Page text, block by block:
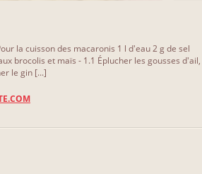
la cuisson des macaronis 1 l d'eau 2 g de sel
brocolis et maïs - 1.1 Éplucher les gousses d'ail,
le gin [...]